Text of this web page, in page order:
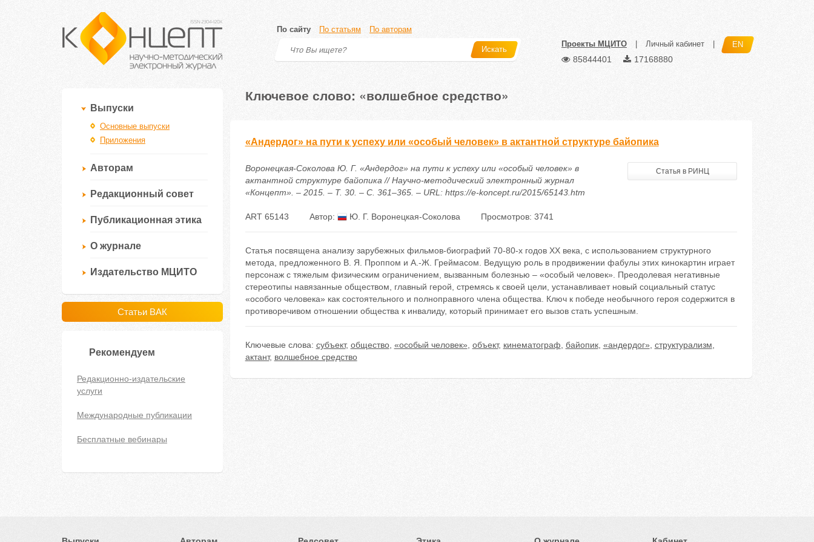
По сайту По статьям По авторам
Искать
Проекты МЦИТО Личный кабинет EN
85844401 17168880
Выпуски
Основные выпуски
Приложения
Авторам
Редакционный совет
Публикационная этика
О журнале
Издательство МЦИТО
Статьи ВАК
Рекомендуем
Редакционно-издательские
услуги
Международные публикации
Бесплатные вебинары
Ключевое слово: «волшебное средство»
«Андердог» на пути к успеху или «особый человек» в актантной структуре байопика
Воронецкая-Соколова Ю. Г. «Андердог» на пути к успеху или «особый человек» в
актантной структуре байопика // Научно-методический электронный журнал
«Концепт». – 2015. – Т. 30. – С. 361–365. – URL: https://e-koncept.ru/2015/65143.htm
Статья в РИНЦ
ART 65143 Автор: Ю. Г. Воронецкая-Соколова Просмотров: 3741
Статья посвящена анализу зарубежных фильмов-биографий 70-80-х годов ХХ века, с использованием структурного
метода, предложенного В. Я. Проппом и А.-Ж. Греймасом. Ведущую роль в продвижении фабулы этих кинокартин играет
персонаж с тяжелым физическим ограничением, вызванным болезнью – «особый человек». Преодолевая негативные
стереотипы навязанные обществом, главный герой, стремясь к своей цели, устанавливает новый социальный статус
«особого человека» как состоятельного и полноправного члена общества. Ключ к победе необычного героя содержится в
противоречивом отношении общества к инвалиду, который принимает его вызов стать успешным.
Ключевые слова: субъект, общество, «особый человек» объект, кинематограф байопик, «андердог» структурализм
актант, волшебное средство